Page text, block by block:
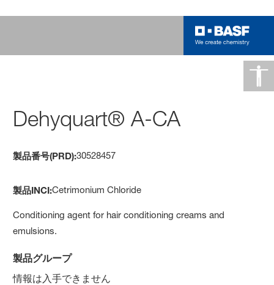
Dehyquart® A-CA
製品番号(PRD):30528457
製品INCI:Cetrimonium Chloride
Conditioning agent for hair conditioning creams and
emulsions.
製品グループ
情報は入手できません